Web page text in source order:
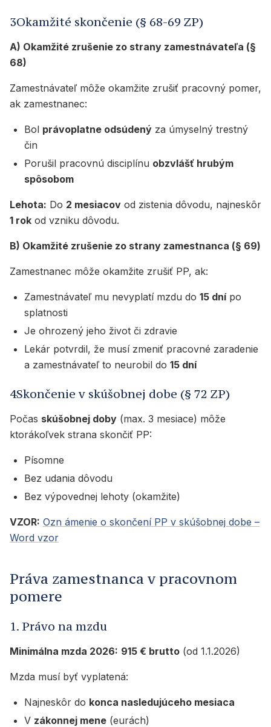
3Okamžité skončenie (§ 68-69 ZP)
A) Okamžité zrušenie zo strany zamestnávateľa (§
68)
Zamestnávateľ môže okamžite zrušiť pracovný pomer,
ak zamestnanec:
Bol právoplatne odsúdený za úmyselný trestný
čin
Porušil pracovnú disciplínu obzvlášť hrubým
spôsobom
Lehota: Do 2 mesiacov od zistenia dôvodu, najneskôr
1 rok od vzniku dôvodu.
B) Okamžité zrušenie zo strany zamestnanca (§ 69)
Zamestnanec môže okamžite zrušiť PP, ak:
Zamestnávateľ mu nevyplatí mzdu do 15 dnípo
splatnosti
Je ohrozený jeho život či zdravie
Lekár potvrdil, že musí zmeniť pracovné zaradenie
a zamestnávateľ to neurobil do 15 dní
4Skončenie v skúšobnej dobe (§ 72 ZP)
Počas skúšobnej doby (max. 3 mesiace) môže
ktorákoľvek strana skončiť PP:
Písomne
Bez udania dôvodu
Bez výpovednej lehoty (okamžite)
VZOR: Ozn ámenie o skončení PP v skúšobnej dobe –
Word vzor
Práva zamestnanca v pracovnom
pomere
1. Právo na mzdu
Minimálna mzda 2026: 915 € brutto (od 1.1.2026)
Mzda musí byť vyplatená:
Najneskôr do konca nasledujúceho mesiaca
V zákonnej mene (eurách)